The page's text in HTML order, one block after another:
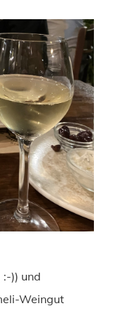
)) und
Weingut